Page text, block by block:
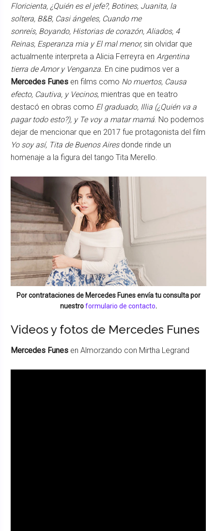
Floricienta, ¿Quién es el jefe?, Botines, Juanita, la
soltera, B&B, Casi ángeles, Cuando me
sonreís, Boyando, Historias de corazón, Aliados, 4
Reinas, Esperanza mia y El mal menor,sin olvidar que
actualmente interpreta a Alicia Ferreyra en Argentina
tierra de Amor y Venganza . En cine pudimos ver a
Mercedes Funes en films como No muertos, Causa
efecto, Cautiva, y Vecinos, mientras que en teatro
destacó en obras como El graduado, Illia (¿Quién va a
pagar todo esto?), y Te voy a matar mamá. No podemos
dejar de mencionar que en 2017 fue protagonista del film
Yo soy así, Tita de Buenos Airesdonde rinde un
homenaje a la figura del tango Tita Merello.
Por contrataciones de Mercedes Funesenvía tu consulta por
nuestroformulario de contacto.
Videos y fotos de Mercedes Funes
Mercedes Funes en Almorzando con Mirtha Legrand